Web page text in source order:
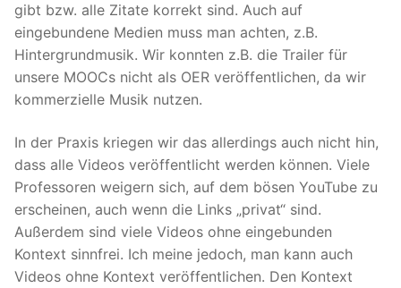
gibt bzw. alle Zitate korrekt sind. Auch auf
eingebundene Medien muss man achten, z.B.
Hintergrundmusik. Wir konnten z.B. die Trailer für
unsere MOOCs nicht als OER veröffentlichen, da wir
kommerzielle Musik nutzen.
In der Praxis kriegen wir das allerdings auch nicht hin,
dass alle Videos veröffentlicht werden können. Viele
Professoren weigern sich, auf dem bösen YouTube zu
erscheinen, auch wenn die Links „privat“ sind.
Außerdem sind viele Videos ohne eingebunden
Kontext sinnfrei. Ich meine jedoch, man kann auch
Videos ohne Kontext veröffentlichen. Den Kontext